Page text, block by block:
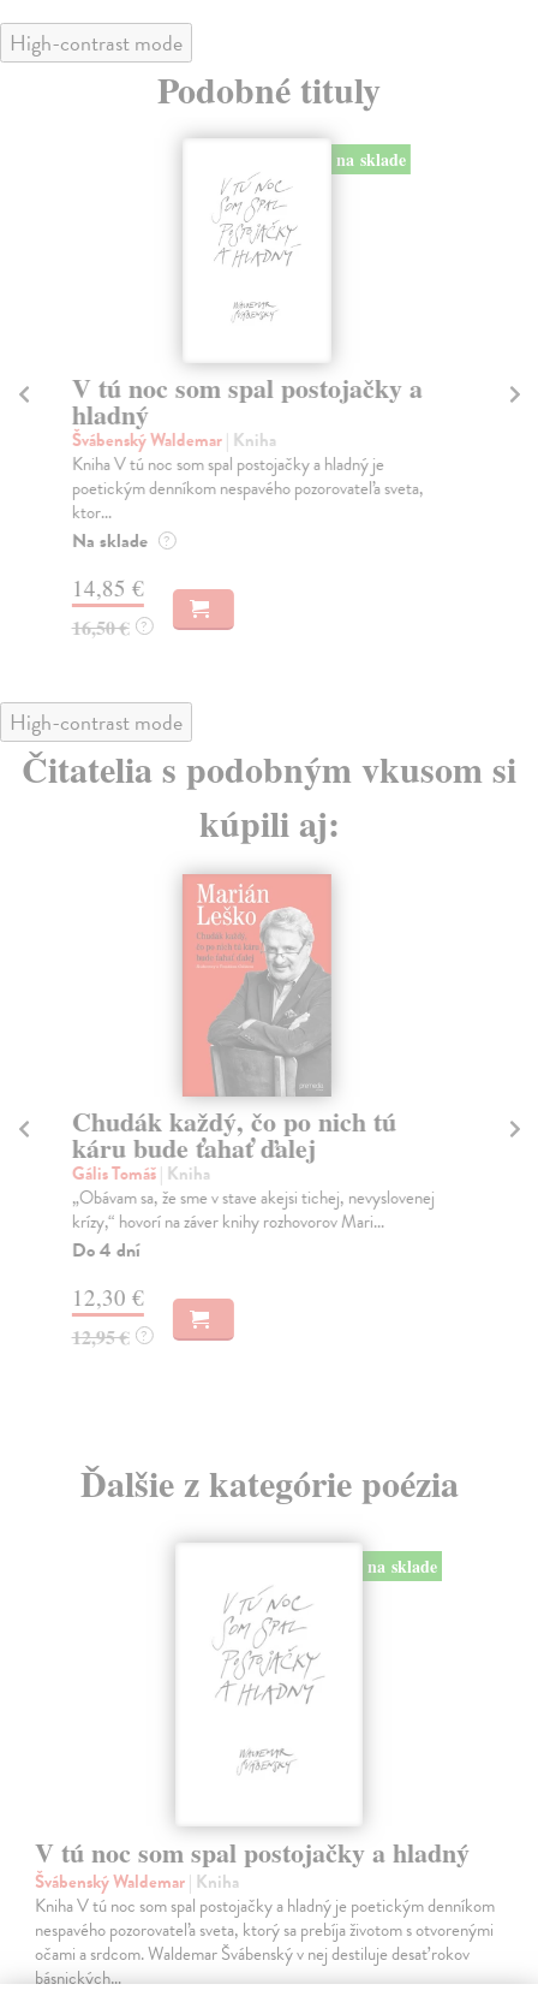
High-contrast mode
Podobné tituly
na sklade
V tú noc som spal postojačky a
hladný
Švábenský Waldemar| Kniha
Kniha V tú noc som spal postojačky a hladný je
poetickým denníkom nespavého pozorovateľa sveta,
ktor...
Na sklade ?
14,85 €
16,50 € ?
High-contrast mode
Čitatelia s podobným vkusom si
kúpili aj:
Chudák každý, čo po nich tú
káru bude ťahať ďalej
Gális Tomáš| Kniha
„Obávam sa, že sme v stave akejsi tichej, nevyslovenej
krízy,“ hovorí na záver knihy rozhovorov Mari...
Do 4 dní
12,30 €
12,95 € ?
Ďalšie z kategórie poézia
na sklade
V tú noc som spal postojačky a hladný
Švábenský Waldemar| Kniha
Kniha V tú noc som spal postojačky a hladný je poetickým denníkom
nespavého pozorovateľa sveta, ktorý sa prebíja životom s otvorenými
očami a srdcom. Waldemar Švábenský v nej destiluje desať rokov
básnických…